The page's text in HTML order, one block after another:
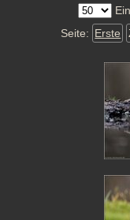
Seite: Erste